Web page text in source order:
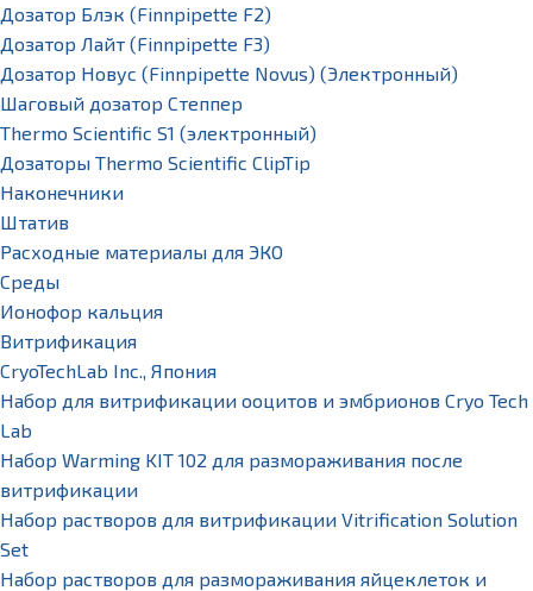
Дозатор Блэк (Finnpipette F2)
Дозатор Лайт (Finnpipette F3)
Дозатор Новус (Finnpipette Novus) (Электронный)
Шаговый дозатор Степпер
Thermo Scientific S1 (электронный)
Дозаторы Thermo Scientific ClipTip
Наконечники
Штатив
Расходные материалы для ЭКО
Среды
Ионофор кальция
Витрификация
CryoTechLab Inc., Япония
Набор для витрификации ооцитов и эмбрионов Cryo Tech
Lab
Набор Warming KIT 102 для размораживания после
витрификации
Набор растворов для витрификации Vitrification Solution
Set
Набор растворов для размораживания яйцеклеток и